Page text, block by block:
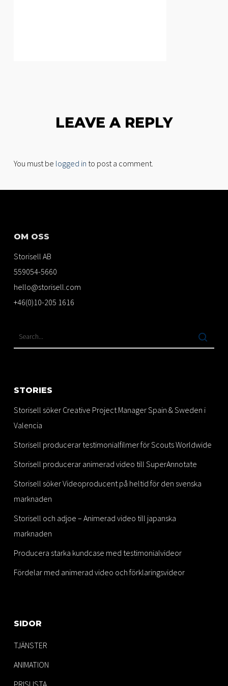
LEAVE A REPLY
You must be logged in to post a comment.
OM OSS
Storisell AB
559054-5660
hello@storisell.com
+46(0)10-205 1616
STORIES
Storisell söker Creative Project Manager Spain & Sweden i
Valencia
Storisell producerar testimonialfilmer för Scouts Worldwide
Storisell producerar animerad video till SuperAnnotate
Storisell söker Videoproducent på heltid för den svenska
marknaden
Storisell och adjoe – Animerad video till japanska
marknaden
Producera starka kundcase med testimonialvideor
Fördelar med animerad video och förklaringsvideor
SIDOR
TJÄNSTER
ANIMATION
PRISLISTA